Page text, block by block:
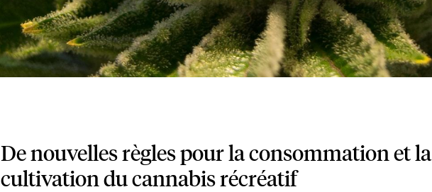
De nouvelles règles pour la consommation et la
cultivation du cannabis récréatif